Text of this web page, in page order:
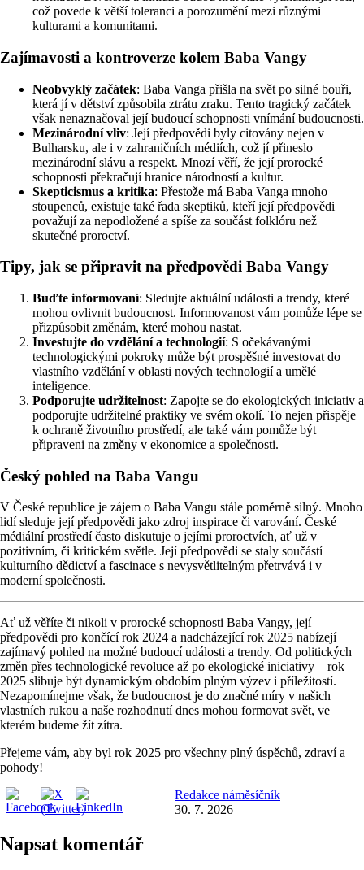
což povede k větší toleranci a porozumění mezi různými
kulturami a komunitami.
Zajímavosti a kontroverze kolem Baba Vangy
Neobvyklý začátek: Baba Vanga přišla na svět po silné bouři,
která jí v dětství způsobila ztrátu zraku. Tento tragický začátek
však nenaznačoval její budoucí schopnosti vnímání budoucnosti.
Mezinárodní vliv: Její předpovědi byly citovány nejen v
Bulharsku, ale i v zahraničních médiích, což jí přineslo
mezinárodní slávu a respekt. Mnozí věří, že její prorocké
schopnosti překračují hranice národností a kultur.
Skepticismus a kritika: Přestože má Baba Vanga mnoho
stoupenců, existuje také řada skeptiků, kteří její předpovědi
považují za nepodložené a spíše za součást folklóru než
skutečné proroctví.
Tipy, jak se připravit na předpovědi Baba Vangy
Buďte informovaní: Sledujte aktuální události a trendy, které
mohou ovlivnit budoucnost. Informovanost vám pomůže lépe se
přizpůsobit změnám, které mohou nastat.
Investujte do vzdělání a technologií: S očekávanými
technologickými pokroky může být prospěšné investovat do
vlastního vzdělání v oblasti nových technologií a umělé
inteligence.
Podporujte udržitelnost: Zapojte se do ekologických iniciativ a
podporujte udržitelné praktiky ve svém okolí. To nejen přispěje
k ochraně životního prostředí, ale také vám pomůže být
připraveni na změny v ekonomice a společnosti.
Český pohled na Baba Vangu
V České republice je zájem o Baba Vangu stále poměrně silný. Mnoho
lidí sleduje její předpovědi jako zdroj inspirace či varování. České
médiální prostředí často diskutuje o jejími proroctvích, ať už v
pozitivním, či kritickém světle. Její předpovědi se staly součástí
kulturního dědictví a fascinace s nevysvětlitelným přetrvává i v
moderní společnosti.
Ať už věříte či nikoli v prorocké schopnosti Baba Vangy, její
předpovědi pro končící rok 2024 a nadcházející rok 2025 nabízejí
zajímavý pohled na možné budoucí události a trendy. Od politických
změn přes technologické revoluce až po ekologické iniciativy – rok
2025 slibuje být dynamickým obdobím plným výzev i příležitostí.
Nezapomínejme však, že budoucnost je do značné míry v našich
vlastních rukou a naše rozhodnutí dnes mohou formovat svět, ve
kterém budeme žít zítra.
Přejeme vám, aby byl rok 2025 pro všechny plný úspěchů, zdraví a
pohody!
Redakce náměsíčník
30. 7. 2026
Napsat komentář